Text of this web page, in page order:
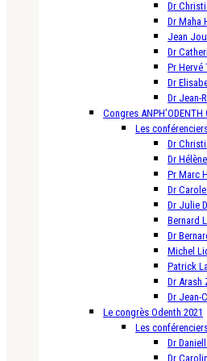
Dr
Dr Maha
Jean
Dr
Pr Hervé
Dr
Dr Jean-
Congres
Les
Dr
Dr
Pr Marc
Dr
Dr Julie
Bernard
Dr
Michel
Patrick
Dr Arash
Dr Jean-
Le congrès Odenth 2021
Les
Dr
Dr